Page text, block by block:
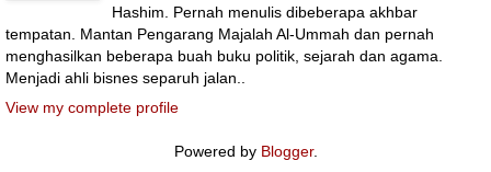
Hashim. Pernah menulis dibeberapa akhbar
tempatan. Mantan Pengarang Majalah Al-Ummah dan pernah
menghasilkan beberapa buah buku politik, sejarah dan agama.
Menjadi ahli bisnes separuh jalan..
View my complete profile
Powered by Blogger.